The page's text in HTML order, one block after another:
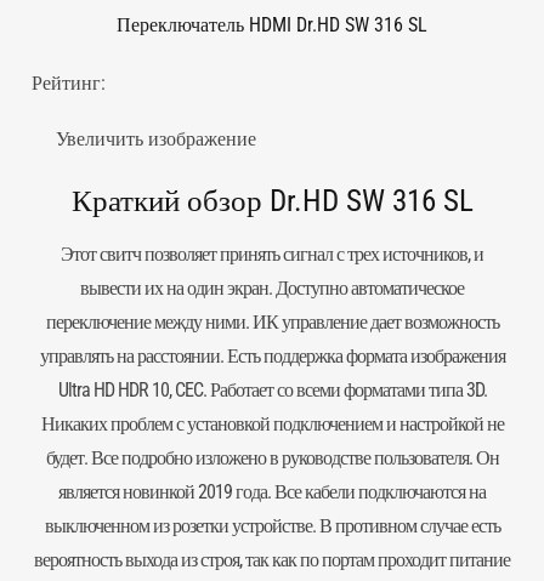
Переключатель HDMI Dr.HD SW 316 SL
Рейтинг:
Увеличить изображение
Краткий обзор Dr.HD SW 316 SL
Этот свитч позволяет принять сигнал с трех источников, и
вывести их на один экран. Доступно автоматическое
переключение между ними. ИК управление дает возможность
управлять на расстоянии. Есть поддержка формата изображения
Ultra HD HDR 10, CEC. Работает со всеми форматами типа 3D.
Никаких проблем с установкой подключением и настройкой не
будет. Все подробно изложено в руководстве пользователя. Он
является новинкой 2019 года. Все кабели подключаются на
выключенном из розетки устройстве. В противном случае есть
вероятность выхода из строя, так как по портам проходит питание